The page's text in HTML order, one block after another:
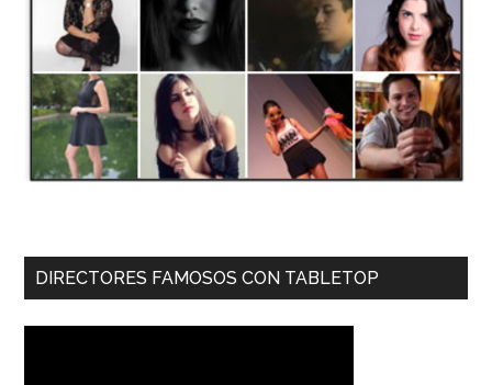
DIRECTORES FAMOSOS CON TABLETOP